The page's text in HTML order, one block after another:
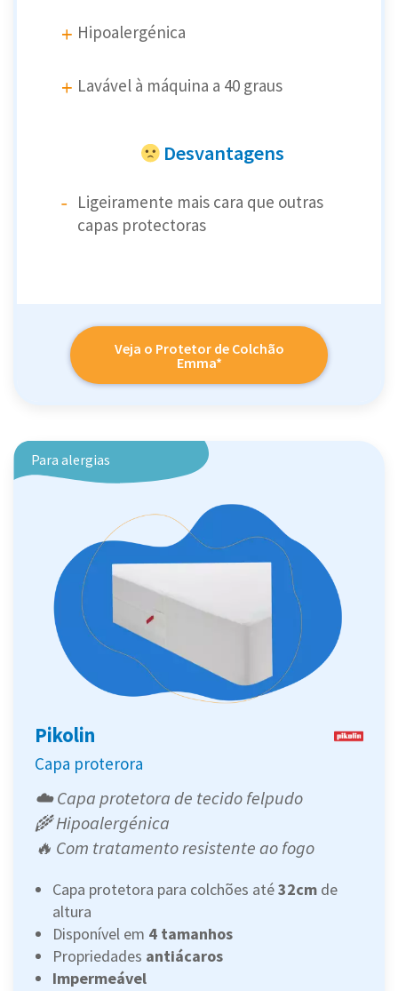
Hipoalergénica
Lavável à máquina a 40 graus
Desvantagens
Ligeiramente mais cara que outras
capas protectoras
Veja o Protetor de Colchão
Emma*
Para alergias
Pikolin
Capa proterora
☁️ Capa protetora de tecido felpudo
🌾 Hipoalergénica
🔥 Com tratamento resistente ao fogo
Capa protetora para colchões até32cm de
altura
Disponível em 4 tamanhos
Propriedades antiácaros
Impermeável